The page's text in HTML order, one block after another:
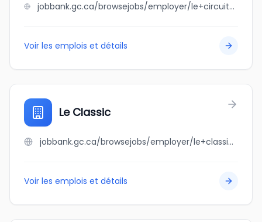
jobbank.gc.ca/browsejobs/employer/le+circuit+ford+lincoln+ltee/ca
Voir les emplois et détails
Le Classic
jobbank.gc.ca/browsejobs/employer/le+classic/ca
Voir les emplois et détails